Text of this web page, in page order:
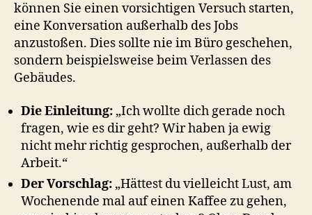
können Sie einen vorsichtigen Versuch starten,
eine Konversation außerhalb des Jobs
anzustoßen. Dies sollte nie im Büro geschehen,
sondern beispielsweise beim Verlassen des
Gebäudes.
Die Einleitung: „Ich wollte dich gerade noch
fragen, wie es dir geht? Wir haben ja ewig
nicht mehr richtig gesprochen, außerhalb der
Arbeit.“
Der Vorschlag: „Hättest du vielleicht Lust, am
Wochenende mal auf einen Kaffee zu gehen,